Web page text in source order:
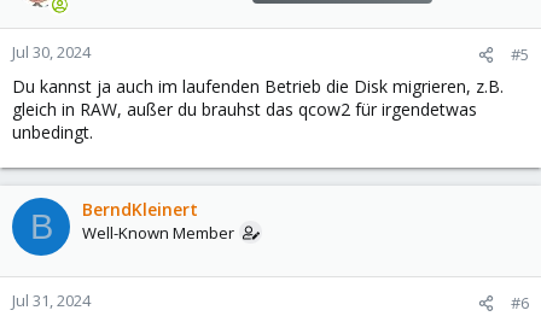
Jul 30, 2024 #5
Du kannst ja auch im laufenden Betrieb die Disk migrieren, z.B.
gleich in RAW, außer du brauhst das qcow2 für irgendetwas
unbedingt.
B BerndKleinert
Well-Known Member
Jul 31, 2024 #6